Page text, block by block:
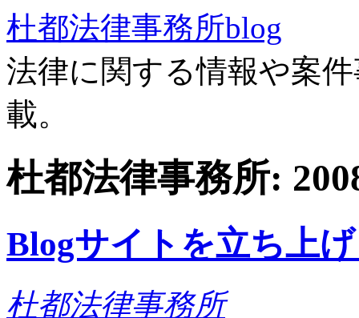
杜都法律事務所blog
法律に関する情報や案
載。
杜都法律事務所:
Blogサイトを立ち上
杜都法律事務所